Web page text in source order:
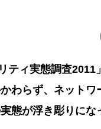
ティ実態調査2011
わらず、ネット
態が浮き彫りにな